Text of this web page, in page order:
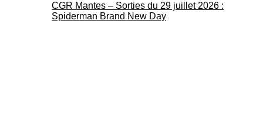
CGR Mantes – Sorties du 29 juillet 2026 :
Spiderman Brand New Day